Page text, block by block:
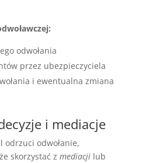
odwołania
przez ubezpieczyciela
i ewentualna zmiana
i mediacje
odrzuci odwołanie,
skorzystać z mediacjilub